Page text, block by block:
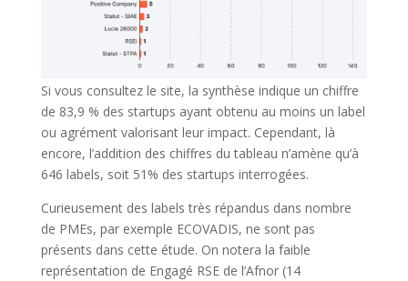
Si vous consultez le site, la synthèse indique un chiffre
de 83,9 % des startups ayant obtenu au moins un label
ou agrément valorisant leur impact. Cependant, là
encore, l’addition des chiffres du tableau n’amène qu’à
646 labels, soit 51% des startups interrogées.
Curieusement des labels très répandus dans nombre
de PMEs, par exemple ECOVADIS, ne sont pas
présents dans cette étude. On notera la faible
représentation de Engagé RSE de l’Afnor (14